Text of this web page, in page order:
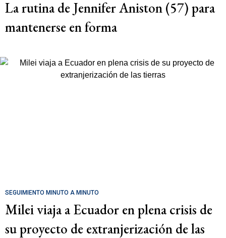
La rutina de Jennifer Aniston (57) para
mantenerse en forma
SEGUIMIENTO MINUTO A MINUTO
Milei viaja a Ecuador en plena crisis de
su proyecto de extranjerización de las